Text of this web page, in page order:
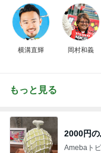
横溝直輝 岡村和義
もっと見る
2000円
Amebaト